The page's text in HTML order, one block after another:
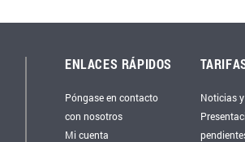
ENLACES RÁPIDOS
Póngase en contacto
con nosotros
Mi cuenta
Noticias